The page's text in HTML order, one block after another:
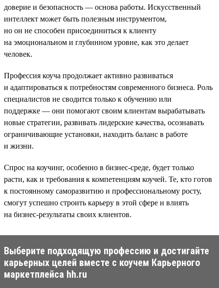
доверие и безопасность — основа работы. Искусственный
интеллект может быть полезным инструментом,
но он не способен присоединиться к клиенту
на эмоциональном и глубинном уровне, как это делает
человек.
Профессия коуча продолжает активно развиваться
и адаптироваться к потребностям современного бизнеса. Роль
специалистов не сводится только к обучению или
поддержке — они помогают своим клиентам вырабатывать
новые стратегии, развивать лидерские качества, осознавать
ограничивающие установки, находить баланс в работе
и жизни.
Спрос на коучинг, особенно в бизнес-среде, будет только
расти, как и требования к компетенциям коучей. Те, кто готов
к постоянному саморазвитию и профессиональному росту,
смогут успешно строить карьеру в этой сфере и влиять
на бизнес-результаты своих клиентов.
Выберите подходящую профессию и достигайте
карьерных целей вместе с коучем Карьерного
маркетплейса hh.ru